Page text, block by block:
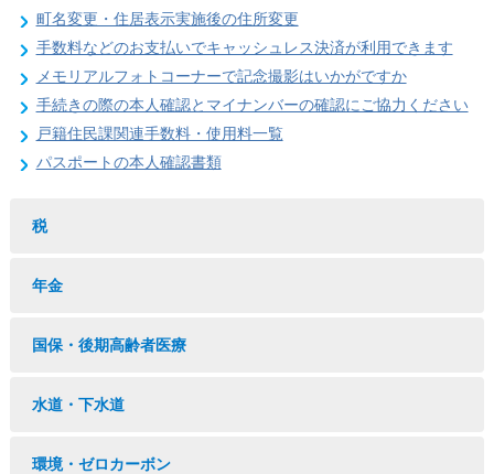
町名変更・住居表示実施後の住所変更
手数料などのお支払いでキャッシュレス決済が利用できます
メモリアルフォトコーナーで記念撮影はいかがですか
手続きの際の本人確認とマイナンバーの確認にご協力ください
戸籍住民課関連手数料・使用料一覧
パスポートの本人確認書類
税
年金
国保・後期高齢者医療
水道・下水道
環境・ゼロカーボン